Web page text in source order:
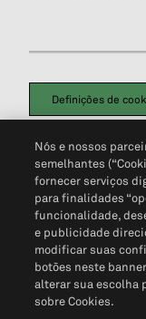
Definições de
Política de Privacidade
Não Venda Minhas
Nós e nossos
semelhantes
fornecer serviços
para finalidades
funcionalidade,
e publicidade
modificar suas
botões neste
alterar sua escolha
sobre Cookies.